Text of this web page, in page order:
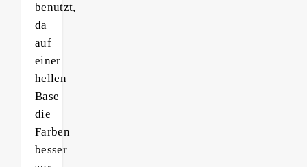
benutzt,
da
auf
einer
hellen
Base
die
Farben
besser